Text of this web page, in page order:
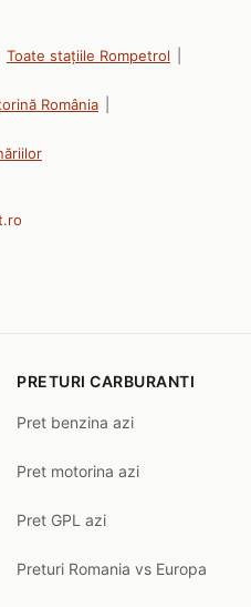
Toate stațiile Rompetrol
România
PRETURI CARBURANTI
Pret benzina azi
Pret motorina azi
Pret GPL azi
Preturi Romania vs Europa